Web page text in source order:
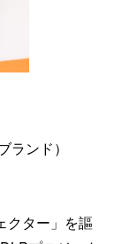
ランド）
クター」を謳